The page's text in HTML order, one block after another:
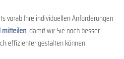
vorab Ihre individuellen Anforderungen
mitteilen, damit wir Sie noch besser
effizienter gestalten können.